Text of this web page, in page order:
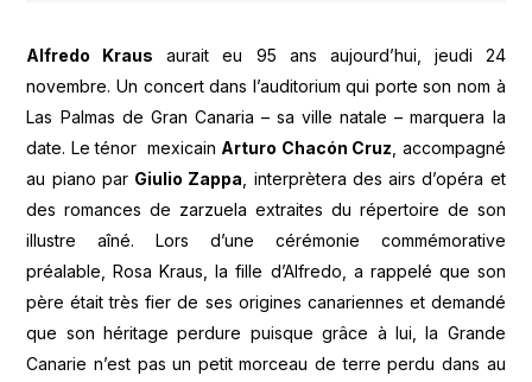
Alfredo Kraus aurait eu 95 ans aujourd’hui, jeudi 24
novembre. Un concert dans l’auditorium qui porte son nom à
Las Palmas de Gran Canaria – sa ville natale – marquera la
date. Le ténor mexicain Arturo Chacón Cruz , accompagné
au piano par Giulio Zappa , interprètera des airs d’opéra et
des romances de zarzuela extraites du répertoire de son
illustre aîné. Lors d’une cérémonie commémorative
préalable, Rosa Kraus, la fille d’Alfredo, a rappelé que son
père était très fier de ses origines canariennes et demandé
que son héritage perdure puisque grâce à lui, la Grande
Canarie n’est pas un petit morceau de terre perdu dans au